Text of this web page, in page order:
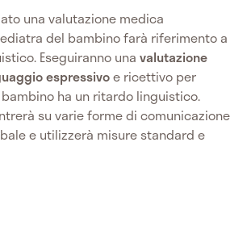
una valutazione medica
del bambino farà riferimento a
Eseguiranno una valutazione
espressivoe ricettivo per
ha un ritardo linguistico.
su varie forme di comunicazione
e utilizzerà misure standard e